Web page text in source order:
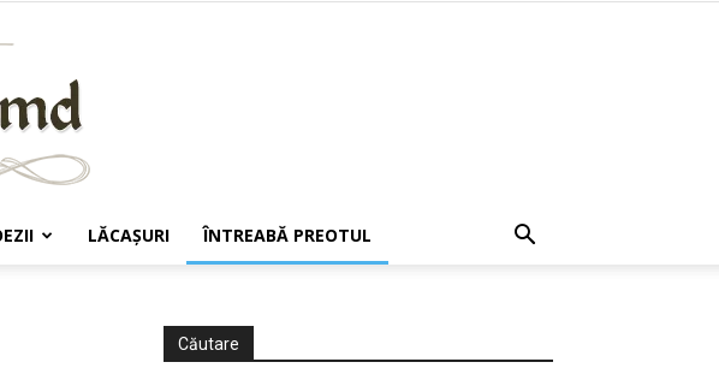
LĂCAŞURI ÎNTREABĂ PREOTUL
Căutare